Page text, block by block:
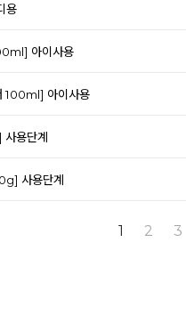
용
아이사용
100ml] 아이사용
사용단계
사용단계
1 2 3